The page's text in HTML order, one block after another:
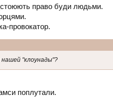
право буди людьми.
провокатор.
"клоунады"?
поплутали.